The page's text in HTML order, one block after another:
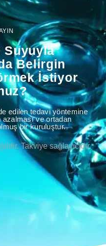
Suyuyla
Belirgin
İstiyor
edilen tedavi yöntemine
azalması ve ortadan
bir kuruluştur.
Takviye sağlayıcıdır.